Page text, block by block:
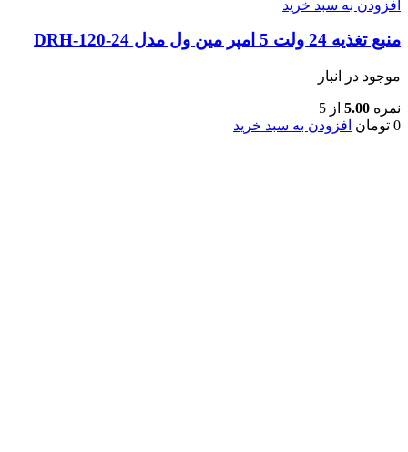
افزودن به سبد خرید
منبع تغذیه 24 ولت 5 امپر مین ول مدل DRH-120-24
موجود در انبار
نمره 5.00 از 5
0 تومان افزودن به سبد خرید